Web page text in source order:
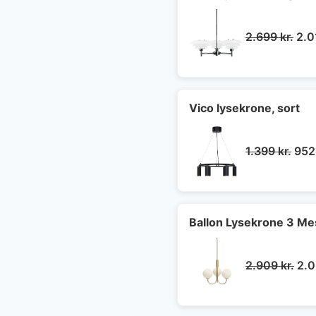
2.699kr.
Vico lysekrone, sort
1.399kr. Den
952
Ballon Lysekrone 3
2.909kr.